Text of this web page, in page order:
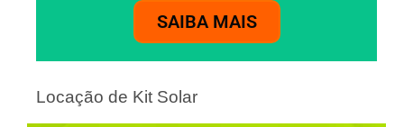
SAIBA MAIS
Locação de Kit Solar